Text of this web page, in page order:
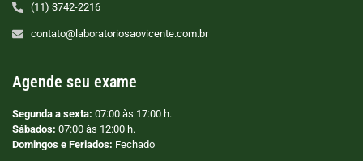
(11) 3742-2216
contato@laboratoriosaovicente.com.br
Agende seu exame
Segunda a sexta: 07:00 às 17:00 h.
Sábados: 07:00 às 12:00 h.
Domingos e Feriados: Fechado